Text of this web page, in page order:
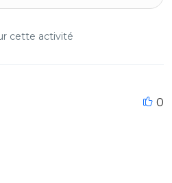
cette activité
0